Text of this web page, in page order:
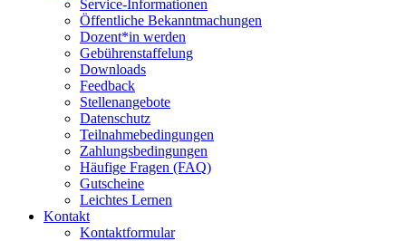
Service-Informationen
Öffentliche Bekanntmachungen
Dozent*in werden
Gebührenstaffelung
Downloads
Feedback
Stellenangebote
Datenschutz
Teilnahmebedingungen
Zahlungsbedingungen
Häufige Fragen (FAQ)
Gutscheine
Leichtes Lernen
Kontakt
Kontaktformular